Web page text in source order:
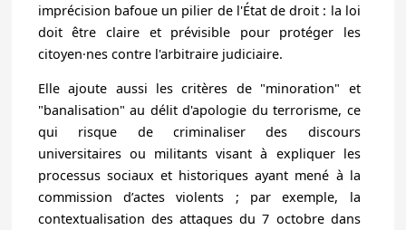
imprécision bafoue un pilier de l'État de droit : la loi
doit être claire et prévisible pour protéger les
citoyen·nes contre l'arbitraire judiciaire.
Elle ajoute aussi les critères de "minoration" et
"banalisation" au délit d'apologie du terrorisme, ce
qui risque de criminaliser des discours
universitaires ou militants visant à expliquer les
processus sociaux et historiques ayant mené à la
commission d’actes violents ; par exemple, la
contextualisation des attaques du 7 octobre dans